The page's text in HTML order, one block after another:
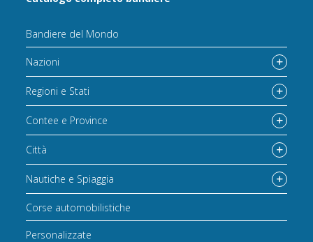
Bandiere del Mondo
Nazioni
Regioni e Stati
Contee e Province
Città
Nautiche e Spiaggia
Corse automobilistiche
Personalizzate